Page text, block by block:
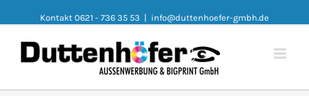
Kontakt 0621 - 736 35 53 | info@duttenhoefer-gmbh.de